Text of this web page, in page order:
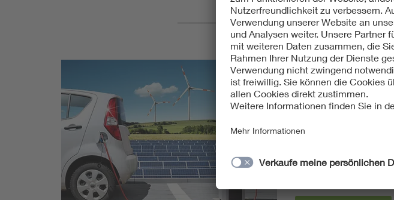
Gleichstrom:
Ohne Strom steht die
Aufgrund des
die Bedeutung für
Für die Normung